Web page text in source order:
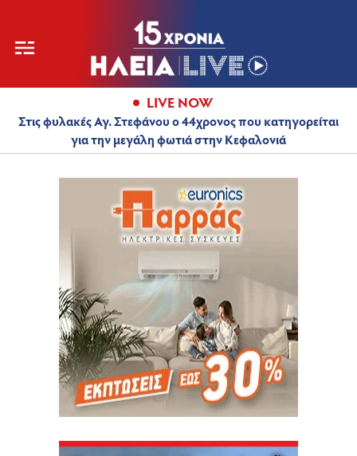
LIVE NOW
Στις φυλακές Αγ. Στεφάνου ο 44χρονος που κατηγορείται
για την μεγάλη φωτιά στην Κεφαλονιά